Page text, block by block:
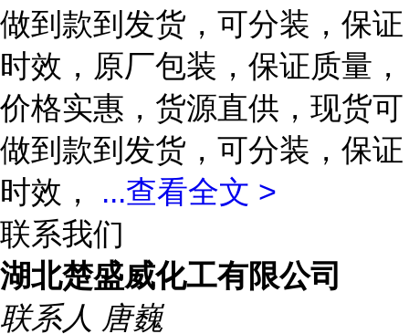
做到款到发货，可分装，保证
时效，原厂包装，保证质量，
价格实惠，货源直供，现货可
做到款到发货，可分装，保证
时效， ...查看全文 >
联系我们
湖北楚盛威化工有限公司
联系人 唐巍